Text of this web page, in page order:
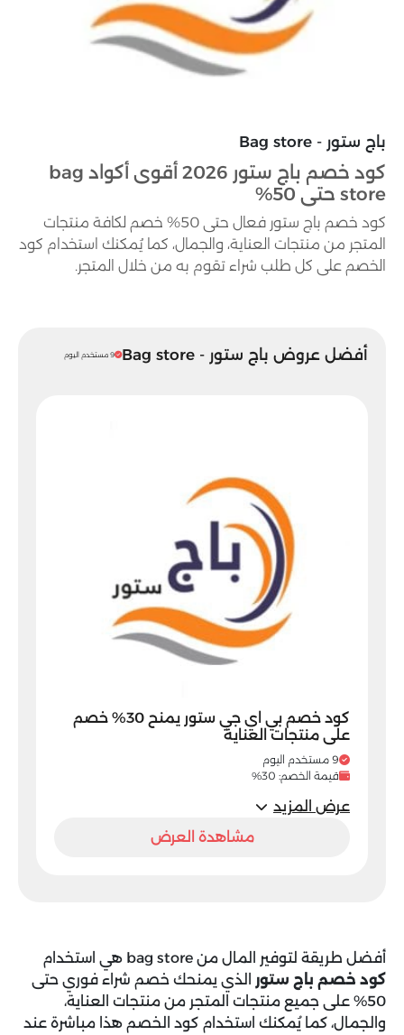
باج ستور - Bag store
كود خصم باج ستور 2026 أقوى أكواد bag
store حتى 50%
كود خصم باج ستور فعال حتى 50% خصم لكافة منتجات
المتجر من منتجات العناية، والجمال، كما يُمكنك استخدام كود
الخصم على كل طلب شراء تقوم به من خلال المتجر.
أفضل عروض باج ستور - Bag store 9 مستخدم اليوم
كود خصم بي اي جي ستور يمنح 30% خصم
على منتجات العناية
9 مستخدم اليوم
قيمة الخصم: 30%
عرض المزيد
مشاهدة العرض
أفضل طريقة لتوفير المال من bag store هي استخدام
كود خصم باج ستور
الذي يمنحك خصم شراء فوري حتى
50% على جميع منتجات المتجر من منتجات العناية،
والجمال، كما يُمكنك استخدام كود الخصم هذا مباشرة عند